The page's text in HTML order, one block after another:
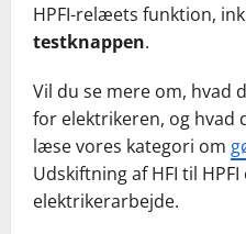
HPFI-relæets funktion,
testknappen.
Vil du se mere om, hvad
for elektrikeren, og hvad
læse vores kategori om
Udskiftning af HFI til
elektrikerarbejde.